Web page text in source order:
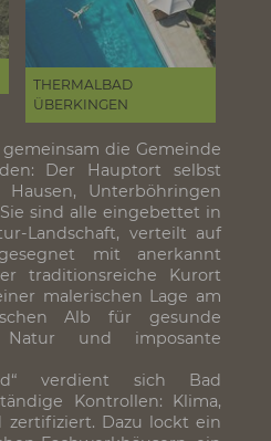
THERMALBAD
ÜBERKINGEN
gemeinsam die Gemeinde
Der Hauptort selbst
Hausen, Unterböhringen
Sie sind alle eingebettet in
Landschaft, verteilt auf
gesegnet mit anerkannt
traditionsreiche Kurort
malerischen Lage am
Alb für gesunde
Natur und imposante